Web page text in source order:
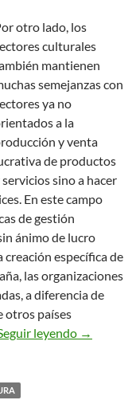
otro lado, los
culturales
mantienen
semejanzas con
ya no
a la
y venta
de productos
servicios sino a hacer
En este campo
de gestión
ánimo de lucro
creación específica de
las organizaciones
a diferencia de
otros países
leyendo La Falsa
→